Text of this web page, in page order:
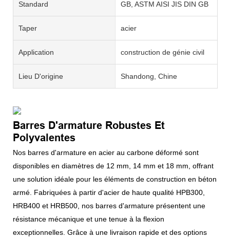
Standard GB, ASTM AISI JIS DIN GB
Taper acier
Application construction de génie civil
Lieu D'origine Shandong, Chine
Barres D'armature Robustes Et
Polyvalentes
Nos barres d'armature en acier au carbone déformé sont
disponibles en diamètres de 12 mm, 14 mm et 18 mm, offrant
une solution idéale pour les éléments de construction en béton
armé. Fabriquées à partir d'acier de haute qualité HPB300,
HRB400 et HRB500, nos barres d'armature présentent une
résistance mécanique et une tenue à la flexion
exceptionnelles. Grâce à une livraison rapide et des options